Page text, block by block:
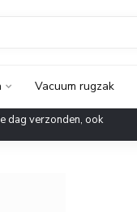
Vacuum rugzak
dag verzonden, ook